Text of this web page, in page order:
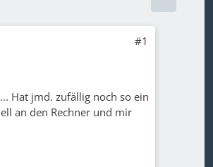
#1
Hat jmd. zufällig noch so ein
an den Rechner und mir